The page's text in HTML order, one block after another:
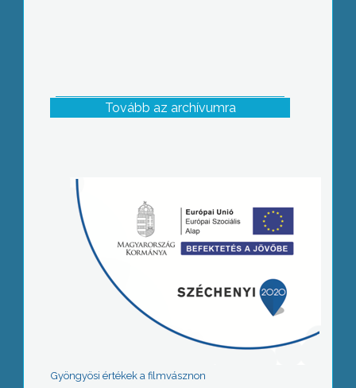
Tovább az archívumra
Gyöngyösi értékek a filmvásznon